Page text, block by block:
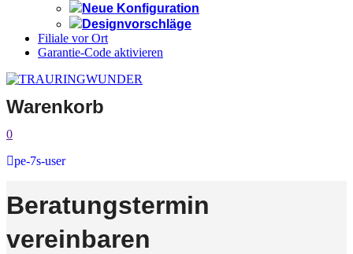
Neue Konfiguration
Designvorschläge
Filiale vor Ort
Garantie-Code aktivieren
Warenkorb
0
pe-7s-user
Beratungstermin
vereinbaren